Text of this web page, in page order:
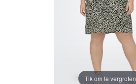
Tik om te vergroten